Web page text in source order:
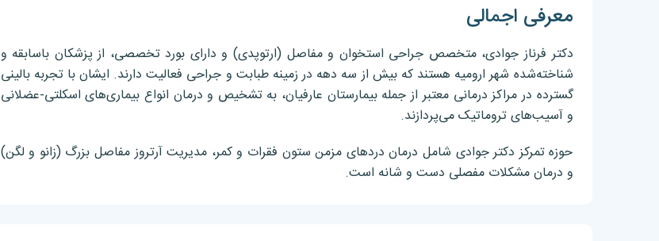
معرفی اجمالی
دکتر فرناز جوادی، متخصص جراحی استخوان و مفاصل (ارتوپدی) و دارای بورد تخصصی، از پزشکان باسابقه و
شناخته‌شده شهر ارومیه هستند که بیش از سه دهه در زمینه طبابت و جراحی فعالیت دارند. ایشان با تجربه بالینی
گسترده در مراکز درمانی معتبر از جمله بیمارستان عارفیان، به تشخیص و درمان انواع بیماری‌های اسکلتی-عضلانی
و آسیب‌های تروماتیک می‌پردازند.
حوزه تمرکز دکتر جوادی شامل درمان دردهای مزمن ستون فقرات و کمر، مدیریت آرتروز مفاصل بزرگ (زانو و لگن)
و درمان مشکلات مفصلی دست و شانه است.